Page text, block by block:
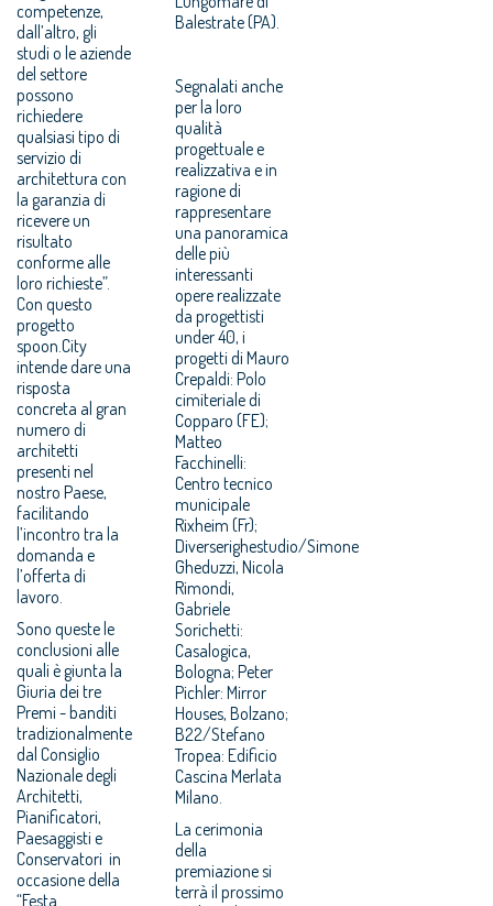
competenze,
dall’altro, gli
studi o le aziende
del settore
possono
richiedere
qualsiasi tipo di
servizio di
architettura con
la garanzia di
ricevere un
risultato
conforme alle
loro richieste”.
Con questo
progetto
spoon.City
intende dare una
risposta
concreta al gran
numero di
architetti
presenti nel
nostro Paese,
facilitando
l’incontro tra la
domanda e
l’offerta di
lavoro.
Sono queste le
conclusioni alle
quali è giunta la
Giuria dei tre
Premi - banditi
tradizionalmente
dal Consiglio
Nazionale degli
Architetti,
Pianificatori,
Paesaggisti e
Conservatori in
occasione della
“Festa
Balestrate (PA).
Segnalati anche
per la loro
qualità
progettuale e
realizzativa e in
ragione di
rappresentare
una panoramica
delle più
interessanti
opere realizzate
da progettisti
under 40, i
progetti di Mauro
Crepaldi: Polo
cimiteriale di
Copparo (FE);
Matteo
Facchinelli:
Centro tecnico
municipale
Rixheim (Fr);
Diverserighestudio/Simone
Gheduzzi, Nicola
Rimondi,
Gabriele
Sorichetti:
Casalogica,
Bologna; Peter
Pichler: Mirror
Houses, Bolzano;
B22/Stefano
Tropea: Edificio
Cascina Merlata
Milano.
La cerimonia
della
premiazione si
terrà il prossimo